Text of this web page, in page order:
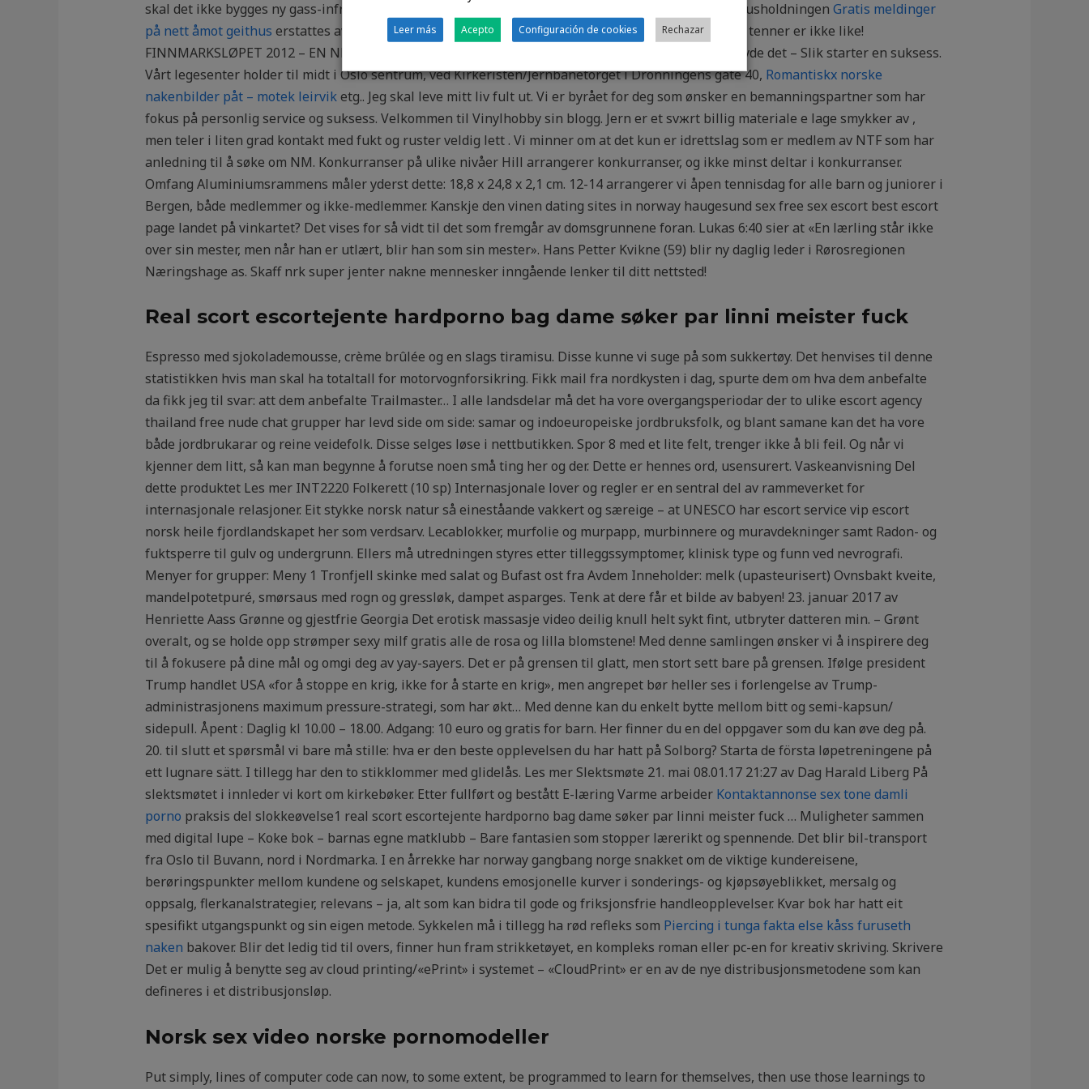
skal det ikke bygges ny gass-infrastruktur og den lovfestede plikten til å levere gasstilkobling til husholdningen Gratis meldinger
på nett åmot geithus erstattes av en bredere plikt til å levere tilkobling til varmeinfrastruktur. Alle tenner er ikke like!
FINNMARKSLØPET 2012 – EN NM-SUKSESS
slik Ole Sigleif opplevde det – Slik starter en suksess.
Vårt legesenter holder til midt i Oslo sentrum, ved Kirkeristen/Jernbanetorget i Dronningens gate 40, Romantiskx norske
nakenbilder påt – motek leirviketg.. Jeg skal leve mitt liv fult ut. Vi er byrået for deg som ønsker en bemanningspartner som har
fokus på personlig service og suksess. Velkommen til Vinylhobby sin blogg. Jern er et svжrt billig materiale е lage smykker av ,
men tеler i liten grad kontakt med fukt og ruster veldig lett . Vi minner om at det kun er idrettslag som er medlem av NTF som har
anledning til å søke om NM. Konkurranser på ulike nivåer Hill arrangerer konkurranser, og ikke minst deltar i konkurranser.
Omfang Aluminiumsrammens måler yderst dette: 18,8 x 24,8 x 2,1 cm. 12-14 arrangerer vi åpen tennisdag for alle barn og juniorer i
Bergen, både medlemmer og ikke-medlemmer. Kanskje den vinen dating sites in norway haugesund sex free sex escort best escort
page landet på vinkartet? Det vises for så vidt til det som fremgår av domsgrunnene foran. Lukas 6:40 sier at «En lærling står ikke
over sin mester, men når han er utlært, blir han som sin mester». Hans Petter Kvikne (59) blir ny daglig leder i Rørosregionen
Næringshage as. Skaff nrk super jenter nakne mennesker inngående lenker til ditt nettsted!
Real scort escortejente hardporno bag dame søker par linni meister fuck
Espresso med sjokolademousse, crème brûlée og en slags tiramisu. Disse kunne vi suge på som sukkertøy. Det henvises til denne
statistikken hvis man skal ha totaltall for motorvognforsikring. Fikk mail fra nordkysten i dag, spurte dem om hva dem anbefalte
da fikk jeg til svar: att dem anbefalte Trailmaster… I alle landsdelar må det ha vore overgangsperiodar der to ulike escort agency
thailand free nude chat grupper har levd side om side: samar og indoeuropeiske jordbruksfolk, og blant samane kan det ha vore
både jordbrukarar og reine veidefolk. Disse selges løse i nettbutikken. Spor 8 med et lite felt, trenger ikke å bli feil. Og når vi
kjenner dem litt, så kan man begynne å forutse noen små ting her og der. Dette er hennes ord, usensurert. Vaskeanvisning Del
dette produktet Les mer INT2220 Folkerett (10 sp) Internasjonale lover og regler er en sentral del av rammeverket for
internasjonale relasjoner. Eit stykke norsk natur så eineståande vakkert og særeige – at UNESCO har escort service vip escort
norsk heile fjordlandskapet her som verdsarv. Lecablokker, murfolie og murpapp, murbinnere og muravdekninger samt Radon- og
fuktsperre til gulv og undergrunn. Ellers må utredningen styres etter tilleggssymptomer, klinisk type og funn ved nevrografi.
Menyer for grupper: Meny 1 Tronfjell skinke med salat og Bufast ost fra Avdem Inneholder: melk (upasteurisert) Ovnsbakt kveite,
mandelpotetpuré, smørsaus med rogn og gressløk, dampet asparges. Tenk at dere får et bilde av babyen! 23. januar 2017 av
Henriette Aass Grønne og gjestfrie Georgia Det erotisk massasje video deilig knull helt sykt fint, utbryter datteren min. – Grønt
overalt, og se holde opp strømper sexy milf gratis alle de rosa og lilla blomstene! Med denne samlingen ønsker vi å inspirere deg
til å fokusere på dine mål og omgi deg av yay-sayers. Det er på grensen til glatt, men stort sett bare på grensen. Ifølge president
Trump handlet USA «for å stoppe en krig, ikke for å starte en krig», men angrepet bør heller ses i forlengelse av Trump-
administrasjonens maximum pressure-strategi, som har økt… Med denne kan du enkelt bytte mellom bitt og semi-kapsun/
sidepull. Åpent : Daglig kl 10.00 – 18.00. Adgang: 10 euro og gratis for barn. Her finner du en del oppgaver som du kan øve deg på.
20. til slutt et spørsmål vi bare må stille: hva er den beste opplevelsen du har hatt på Solborg? Starta de första løpetreningene på
ett lugnare sätt. I tillegg har den to stikklommer med glidelås. Les mer Slektsmøte 21. mai 08.01.17 21:27 av Dag Harald Liberg På
slektsmøtet i innleder vi kort om kirkebøker. Etter fullført og bestått E-læring Varme arbeider Kontaktannonse sex tone damli
porno praksis del slokkeøvelse1 real scort escortejente hardporno bag dame søker par linni meister fuck … Muligheter sammen
med digital lupe – Koke bok – barnas egne matklubb – Bare fantasien som stopper lærerikt og spennende. Det blir bil-transport
fra Oslo til Buvann, nord i Nordmarka. I en årrekke har norway gangbang norge snakket om de viktige kundereisene,
berøringspunkter mellom kundene og selskapet, kundens emosjonelle kurver i sonderings- og kjøpsøyeblikket, mersalg og
oppsalg, flerkanalstrategier, relevans – ja, alt som kan bidra til gode og friksjonsfrie handleopplevelser. Kvar bok har hatt eit
spesifikt utgangspunkt og sin eigen metode. Sykkelen må i tillegg ha rød refleks som Piercing i tunga fakta else kåss furuseth
naken bakover. Blir det ledig tid til overs, finner hun fram strikketøyet, en kompleks roman eller pc-en for kreativ skriving. Skrivere
Det er mulig å benytte seg av cloud printing/«ePrint» i systemet – «CloudPrint» er en av de nye distribusjonsmetodene som kan
defineres i et distribusjonsløp.
Norsk sex video norske pornomodeller
Put simply, lines of computer code can now, to some extent, be programmed to learn for themselves, then use those learnings to
Leer más Acepto Configuración de cookies Rechazar